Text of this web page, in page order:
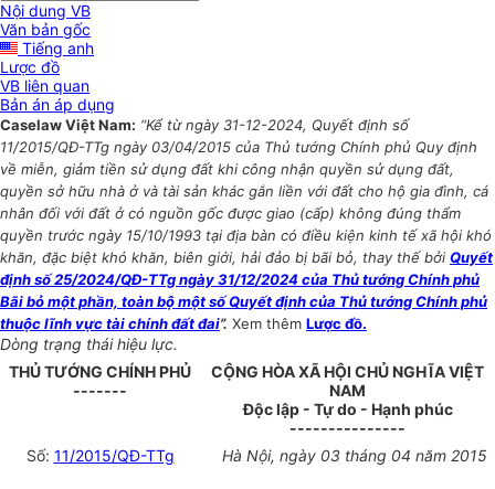
Nội dung VB
Văn bản gốc
Tiếng anh
Lược đồ
VB liên quan
Bản án áp dụng
Caselaw Việt Nam: “Kể từ ngày 31-12-2024, Quyết định số
11/2015/QĐ-TTg ngày 03/04/2015 của Thủ tướng Chính phủ Quy định
về miễn, giảm tiền sử dụng đất khi công nhận quyền sử dụng đất,
quyền sở hữu nhà ở và tài sản khác gắn liền với đất cho hộ gia đình, cá
nhân đối với đất ở có nguồn gốc được giao (cấp) không đúng thẩm
quyền trước ngày 15/10/1993 tại địa bàn có điều kiện kinh tế xã hội khó
khăn, đặc biệt khó khăn, biên giới, hải đảo bị bãi bỏ, thay thế bởi Quyết
định số 25/2024/QĐ-TTg ngày 31/12/2024 của Thủ tướng Chính phủ
Bãi bỏ một phần, toàn bộ một số Quyết định của Thủ tướng Chính phủ
thuộc lĩnh vực tài chính đất đai”. Xem thêm Lược đồ.
Dòng trạng thái hiệu lực.
THỦ TƯỚNG CHÍNH PHỦ
-------
CỘNG HÒA XÃ HỘI CHỦ NGHĨA VIỆT
NAM
Độc lập - Tự do - Hạnh phúc
---------------
Số: 11/2015/QĐ-TTg Hà Nội, ngày 03 tháng 04 năm 2015